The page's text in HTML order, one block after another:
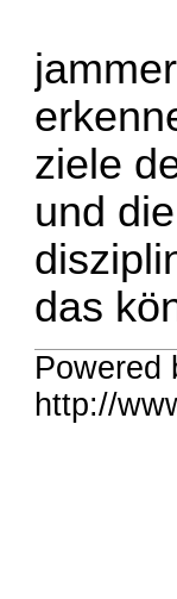
ziele
und
das
Powered
http://